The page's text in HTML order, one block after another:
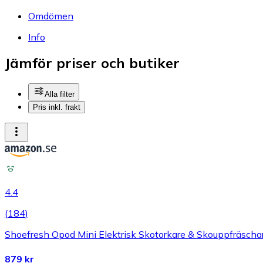
Omdömen
Info
Jämför priser och butiker
Alla filter
Pris inkl. frakt
4.4
(184)
Shoefresh Opod Mini Elektrisk Skotorkare &
879 kr